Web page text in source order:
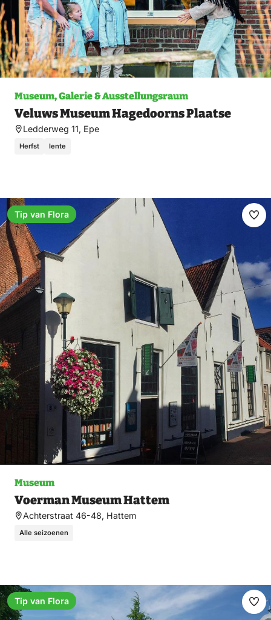
Museum, Galerie & Ausstellungsraum
Veluws Museum Hagedoorns Plaatse
Ledderweg 11, Epe
Herfst lente
Museum
Voerman Museum Hattem
Achterstraat 46-48, Hattem
Alle seizoenen
Tip van Flora
Tip van Flora